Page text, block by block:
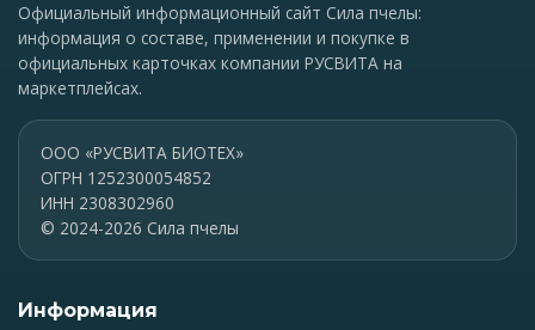
Официальный информационный сайт Сила пчелы:
информация о составе, применении и покупке в
официальных карточках компании РУСВИТА на
маркетплейсах.
ООО «РУСВИТА БИОТЕХ»
ОГРН 1252300054852
ИНН 2308302960
© 2024-2026 Сила пчелы
Информация